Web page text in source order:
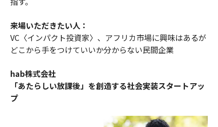
来場いただきたい人：
VC〈インパクト投資家〉、アフリカ市場に興味はあるが
どこから手をつけていいか分からない民間企業
hab株式会社
「あたらしい放課後」を創造する社会実装スタートアッ
プ